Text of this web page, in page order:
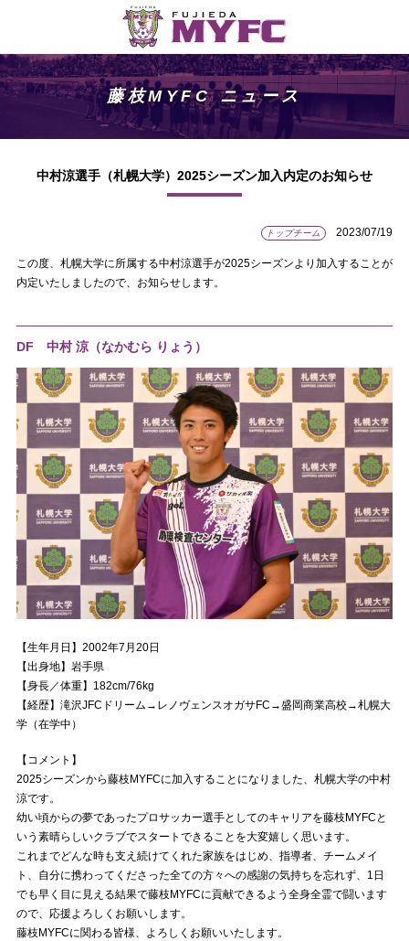
藤枝MYFC ニュース
中村涼選手（札幌大学）2025シーズン加入内定のお知らせ
トップチーム 2023/07/19
この度、札幌大学に所属する中村涼選手が2025シーズンより加入することが
内定いたしましたので、お知らせします。
DF 中村 涼 （なかむら りょう）
【生年月日】2002年7月20日
【出身地】岩手県
【身長／体重】182cm/76kg
【経歴】滝沢JFCドリーム→レノヴェンスオガサFC→盛岡商業高校→札幌大
学（在学中）
【コメント】
2025シーズンから藤枝MYFCに加入することになりました、札幌大学の中村
涼です。
幼い頃からの夢であったプロサッカー選手としてのキャリアを藤枝MYFCと
いう素晴らしいクラブでスタートできることを大変嬉しく思います。
これまでどんな時も支え続けてくれた家族をはじめ、指導者、チームメイ
ト、自分に携わってくださった全ての方々への感謝の気持ちを忘れず、1日
でも早く目に見える結果で藤枝MYFCに貢献できるよう全身全霊で闘います
ので、応援よろしくお願いします。
藤枝MYFCに関わる皆様、よろしくお願いいたします。